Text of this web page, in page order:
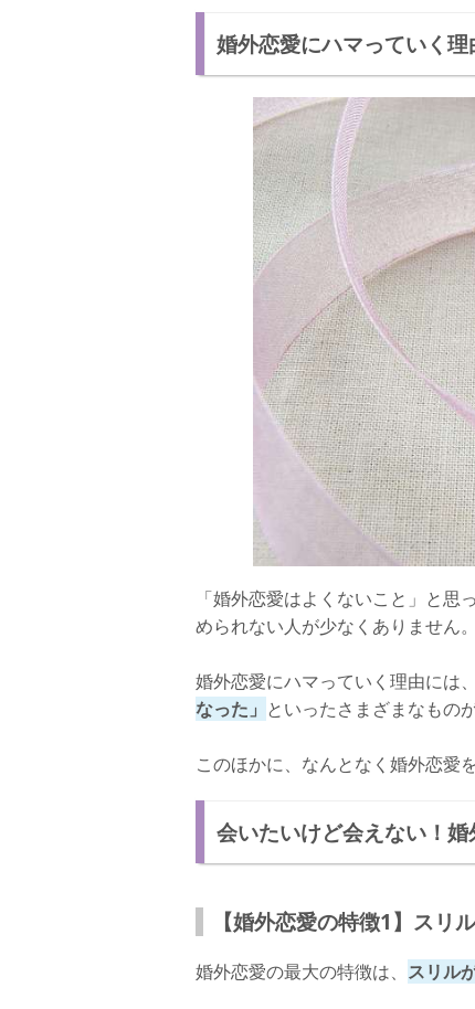
婚外恋愛の注意点とは？
ハマっていく危険な恋…
婚外恋愛にハマっていく理
「婚外恋愛はよくないこと」と
められない人が少なくありません。
婚外恋愛にハマっていく理由には、
なった」 といったさまざまなもの
このほかに、なんとなく婚外恋愛
会いたいけど会えない！
【婚外恋愛の特徴1】スリ
婚外恋愛の最大の特徴は、 スリル